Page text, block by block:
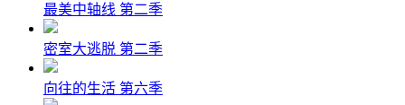
最美中轴线 第二季
密室大逃脱 第二季
向往的生活 第六季